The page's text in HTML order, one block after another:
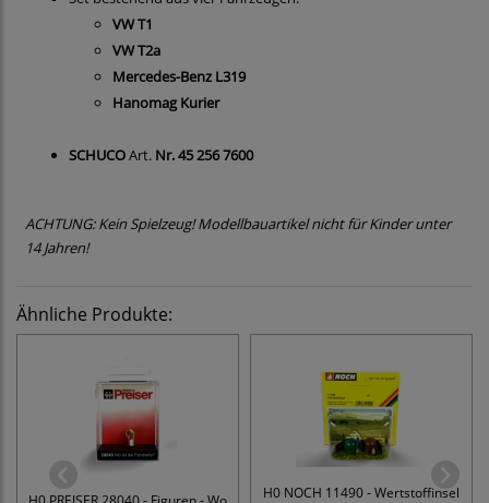
VW T1
VW T2a
Mercedes-Benz L319
Hanomag Kurier
SCHUCOArt. Nr. 45 256 7600
ACHTUNG: Kein Spielzeug! Modellbauartikel nicht für Kinder unter
14 Jahren!
Ähnliche Produkte:
H0 NOCH 11490 - Wertstoffinsel